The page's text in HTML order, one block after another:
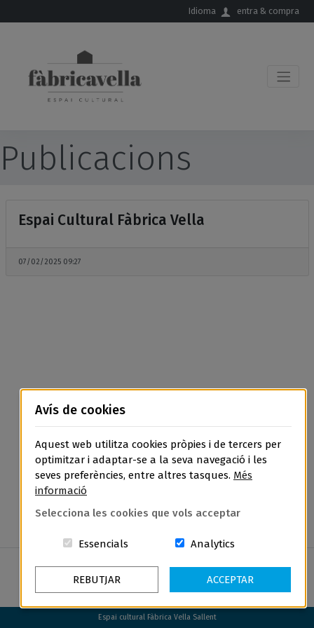
Idioma entra & compra
Publicacions
Espai Cultural Fàbrica Vella
07/02/2025 09:27
Espai cultural Fàbrica Vella Sallent
Avís de cookies
Aquest web utilitza cookies pròpies i de tercers per
optimitzar i adaptar-se a la seva navegació i les
seves preferències, entre altres tasques. Més
informació
Selecciona les cookies que vols acceptar
Essencials Aquestes cookies són essencials
AnalyticsCookies related
REBUTJAR ACCEPTAR